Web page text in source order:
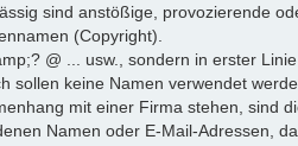
sind anstößige, provozierende
(Copyright).
@ ... usw., sondern in erster
sollen keine Namen verwendet
mit einer Firma stehen, sind
Namen oder E-Mail-Adressen,